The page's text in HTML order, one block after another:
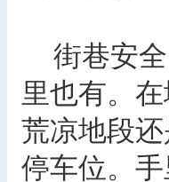
街巷安全
里也有。
荒凉地段
停车位。